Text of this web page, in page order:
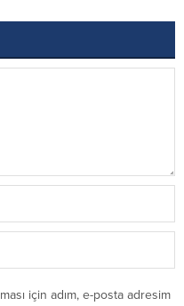
için adım, e-posta adresim